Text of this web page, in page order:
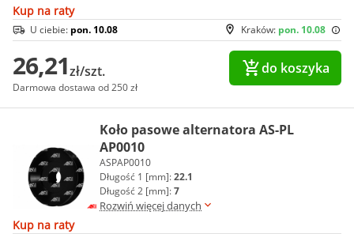
Kup na raty
Kraków: pon. 10.08
U ciebie: pon. 10.08
26,21zł/szt.
Darmowa dostawa od 250 zł
do koszyka
Koło pasowe alternatora AS-PL
AP0010
ASPAP0010
Długość 1 [mm]:22.1
Długość 2 [mm]:7
Rozwiń więcej danych
Kup na raty